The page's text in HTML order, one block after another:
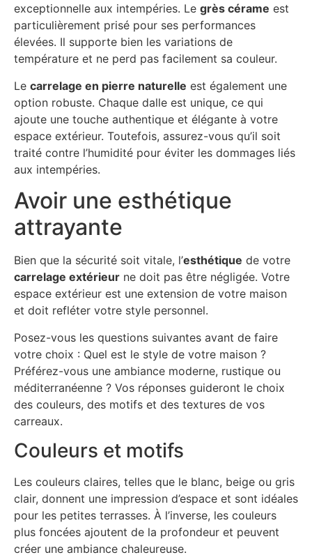
exceptionnelle aux intempéries. Le grès cérame est
particulièrement prisé pour ses performances
élevées. Il supporte bien les variations de
température et ne perd pas facilement sa couleur.
Le carrelage en pierre naturelle est également une
option robuste. Chaque dalle est unique, ce qui
ajoute une touche authentique et élégante à votre
espace extérieur. Toutefois, assurez-vous qu’il soit
traité contre l’humidité pour éviter les dommages liés
aux intempéries.
Avoir une esthétique
attrayante
Bien que la sécurité soit vitale, l’esthétique de votre
carrelage extérieur ne doit pas être négligée. Votre
espace extérieur est une extension de votre maison
et doit refléter votre style personnel.
Posez-vous les questions suivantes avant de faire
votre choix : Quel est le style de votre maison ?
Préférez-vous une ambiance moderne, rustique ou
méditerranéenne ? Vos réponses guideront le choix
des couleurs, des motifs et des textures de vos
carreaux.
Couleurs et motifs
Les couleurs claires, telles que le blanc, beige ou gris
clair, donnent une impression d’espace et sont idéales
pour les petites terrasses. À l’inverse, les couleurs
plus foncées ajoutent de la profondeur et peuvent
créer une ambiance chaleureuse.